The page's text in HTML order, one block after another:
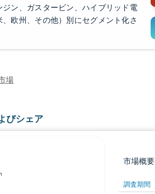
ン、ガスタービン、ハイブリッド電
欧州、その他）別にセグメント化さ
場
びシェア
市場概要
調査期間